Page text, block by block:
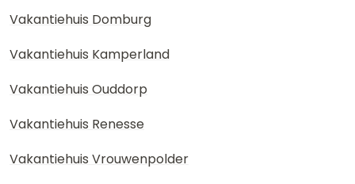
Vakantiehuis Domburg
Vakantiehuis Kamperland
Vakantiehuis Ouddorp
Vakantiehuis Renesse
Vakantiehuis Vrouwenpolder